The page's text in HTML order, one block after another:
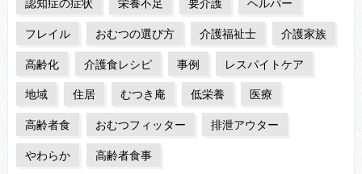
認知症の症状 栄養不足 要介護 ヘルパー
フレイル おむつの選び方 介護福祉士 介護家族
高齢化 介護食レシピ 事例 レスパイトケア
地域 住居 むつき庵 低栄養 医療
高齢者食 おむつフィッター 排泄アウター
やわらか 高齢者食事